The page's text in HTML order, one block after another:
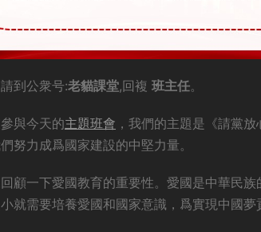
請到公衆号:老貓課堂,回複 班主任。
與今天的主題班會 ，我們的主題是《請黨
努力成爲國家建設的中堅力量。
顧一下愛國教育的重要性。愛國是中華民
就需要培養愛國和國家意識，爲實現中國夢